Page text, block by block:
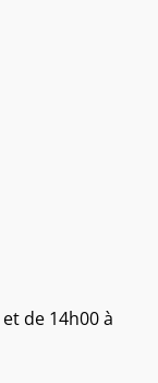
de 14h00 à